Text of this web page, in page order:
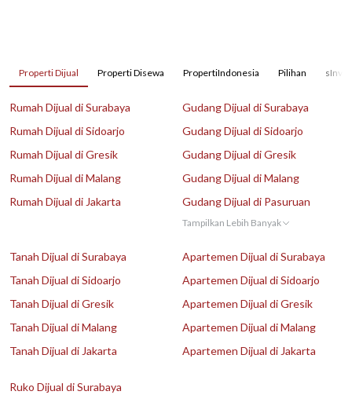
Properti Dijual Properti Disewa PropertiIndonesia Pilihan
Rumah Dijual di Surabaya
Rumah Dijual di Sidoarjo
Rumah Dijual di Gresik
Rumah Dijual di Malang
Rumah Dijual di Jakarta
Gudang Dijual di Surabaya
Gudang Dijual di Sidoarjo
Gudang Dijual di Gresik
Gudang Dijual di Malang
Gudang Dijual di Pasuruan
Tampilkan Lebih Banyak
Tanah Dijual di Surabaya
Tanah Dijual di Sidoarjo
Tanah Dijual di Gresik
Tanah Dijual di Malang
Tanah Dijual di Jakarta
Apartemen Dijual di Surabaya
Apartemen Dijual di Sidoarjo
Apartemen Dijual di Gresik
Apartemen Dijual di Malang
Apartemen Dijual di Jakarta
Ruko Dijual di Surabaya